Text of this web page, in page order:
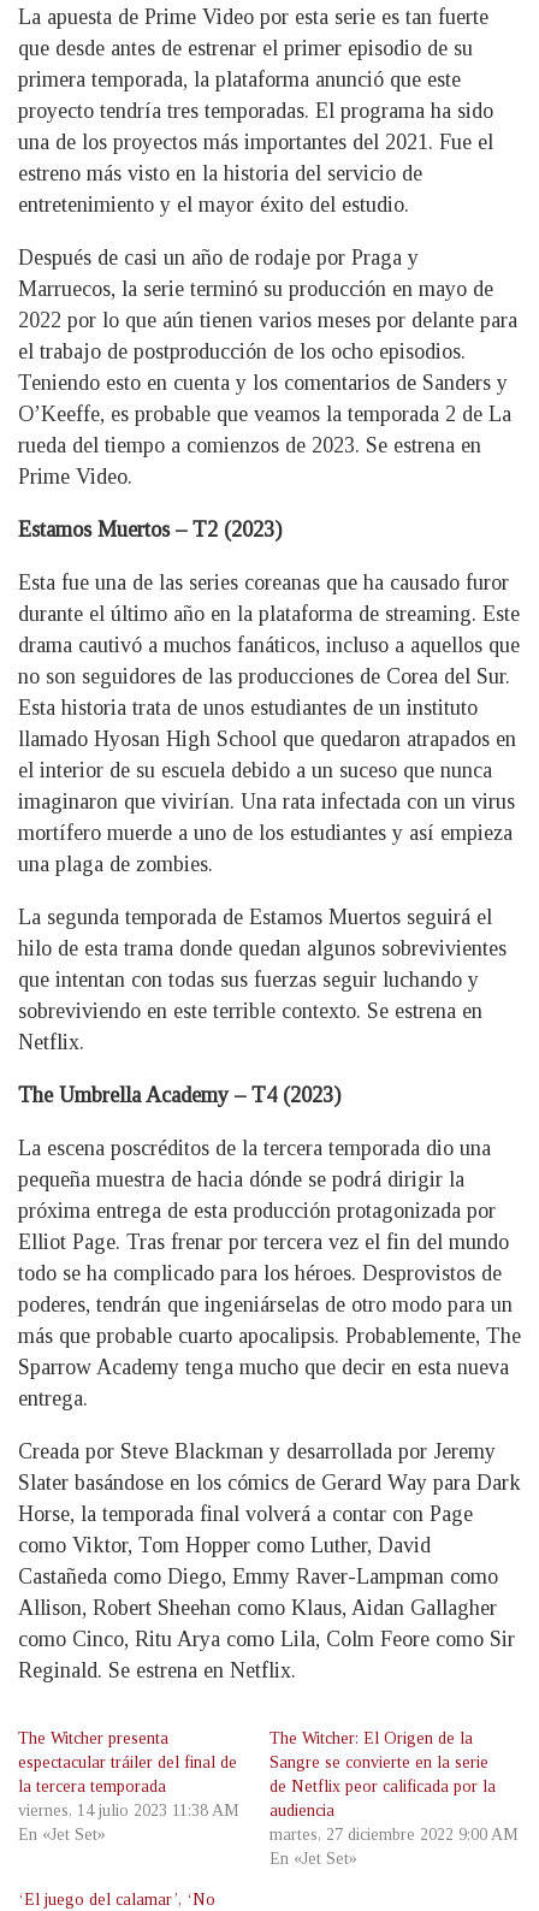
La apuesta de Prime Video por esta serie es tan fuerte
que desde antes de estrenar el primer episodio de su
primera temporada, la plataforma anunció que este
proyecto tendría tres temporadas. El programa ha sido
una de los proyectos más importantes del 2021. Fue el
estreno más visto en la historia del servicio de
entretenimiento y el mayor éxito del estudio.
Después de casi un año de rodaje por Praga y
Marruecos, la serie terminó su producción en mayo de
2022 por lo que aún tienen varios meses por delante para
el trabajo de postproducción de los ocho episodios.
Teniendo esto en cuenta y los comentarios de Sanders y
O’Keeffe, es probable que veamos la temporada 2 de La
rueda del tiempo a comienzos de 2023. Se estrena en
Prime Video.
Estamos Muertos – T2 (2023)
Esta fue una de las series coreanas que ha causado furor
durante el último año en la plataforma de streaming. Este
drama cautivó a muchos fanáticos, incluso a aquellos que
no son seguidores de las producciones de Corea del Sur.
Esta historia trata de unos estudiantes de un instituto
llamado Hyosan High School que quedaron atrapados en
el interior de su escuela debido a un suceso que nunca
imaginaron que vivirían. Una rata infectada con un virus
mortífero muerde a uno de los estudiantes y así empieza
una plaga de zombies.
La segunda temporada de Estamos Muertos seguirá el
hilo de esta trama donde quedan algunos sobrevivientes
que intentan con todas sus fuerzas seguir luchando y
sobreviviendo en este terrible contexto. Se estrena en
Netflix.
The Umbrella Academy – T4 (2023)
La escena poscréditos de la tercera temporada dio una
pequeña muestra de hacia dónde se podrá dirigir la
próxima entrega de esta producción protagonizada por
Elliot Page. Tras frenar por tercera vez el fin del mundo
todo se ha complicado para los héroes. Desprovistos de
poderes, tendrán que ingeniárselas de otro modo para un
más que probable cuarto apocalipsis. Probablemente, The
Sparrow Academy tenga mucho que decir en esta nueva
entrega.
Creada por Steve Blackman y desarrollada por Jeremy
Slater basándose en los cómics de Gerard Way para Dark
Horse, la temporada final volverá a contar con Page
como Viktor, Tom Hopper como Luther, David
Castañeda como Diego, Emmy Raver-Lampman como
Allison, Robert Sheehan como Klaus, Aidan Gallagher
como Cinco, Ritu Arya como Lila, Colm Feore como Sir
Reginald. Se estrena en Netflix.
The Witcher presenta
espectacular tráiler del final de
la tercera temporada
viernes, 14 julio 2023 11:38 AM
En «Jet Set»
The Witcher: El Origen de la
Sangre se convierte en la serie
de Netflix peor calificada por la
audiencia
martes, 27 diciembre 2022 9:00 AM
En «Jet Set»
‘El juego del calamar’, ‘No